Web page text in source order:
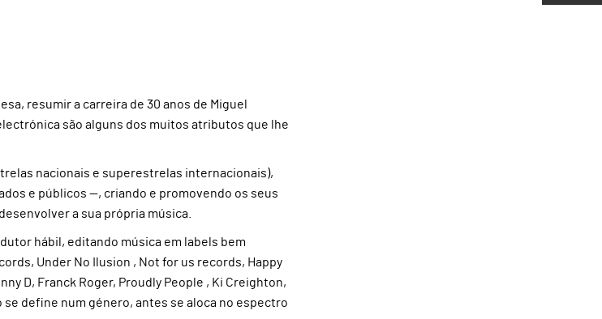
resumir a carreira de 30 anos de Miguel
são alguns dos muitos atributos que lhe
nacionais e superestrelas internacionais),
e públicos —, criando e promovendo os seus
a sua própria música.
hábil, editando música em labels bem
Under No Ilusion , Not for us records, Happy
D, Franck Roger, Proudly People , Ki Creighton,
se define num género, antes se aloca no espectro